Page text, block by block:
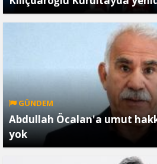
GÜNDEM
Abdullah Öcalan'a umut
yok